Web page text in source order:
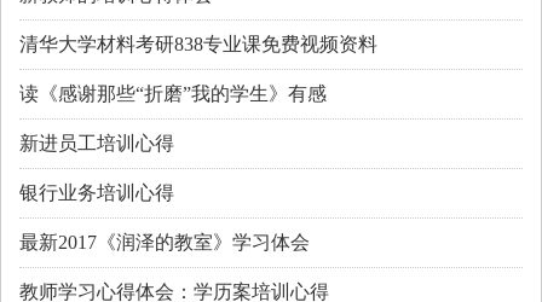
清华大学材料考研838专业课免费视频资料
读《感谢那些“折磨”我的学生》有感
新进员工培训心得
银行业务培训心得
最新2017《润泽的教室》学习体会
教师学习心得体会：学历案培训心得